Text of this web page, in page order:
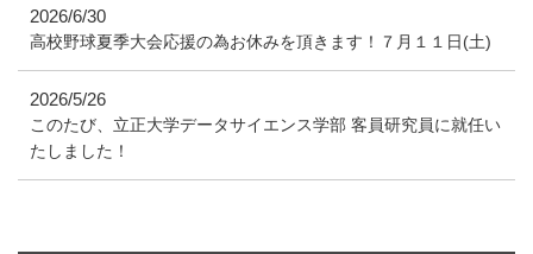
2026/6/30
高校野球夏季大会応援の為お休みを頂きます！７月１１日(土)
2026/5/26
このたび、立正大学データサイエンス学部 客員研究員に就任い
たしました！